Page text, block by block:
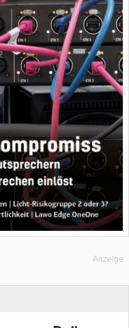
Anzeige